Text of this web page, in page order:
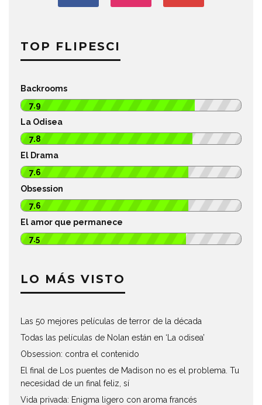
TOP FLIPESCI
Backrooms
7.9
La Odisea
7.8
El Drama
7.6
Obsession
7.6
El amor que permanece
7.5
LO MÁS VISTO
Las 50 mejores películas de terror de la década
Todas las películas de Nolan están en ‘La odisea’
Obsession: contra el contenido
El final de Los puentes de Madison no es el problema. Tu
necesidad de un final feliz, sí
Vida privada: Enigma ligero con aroma francés